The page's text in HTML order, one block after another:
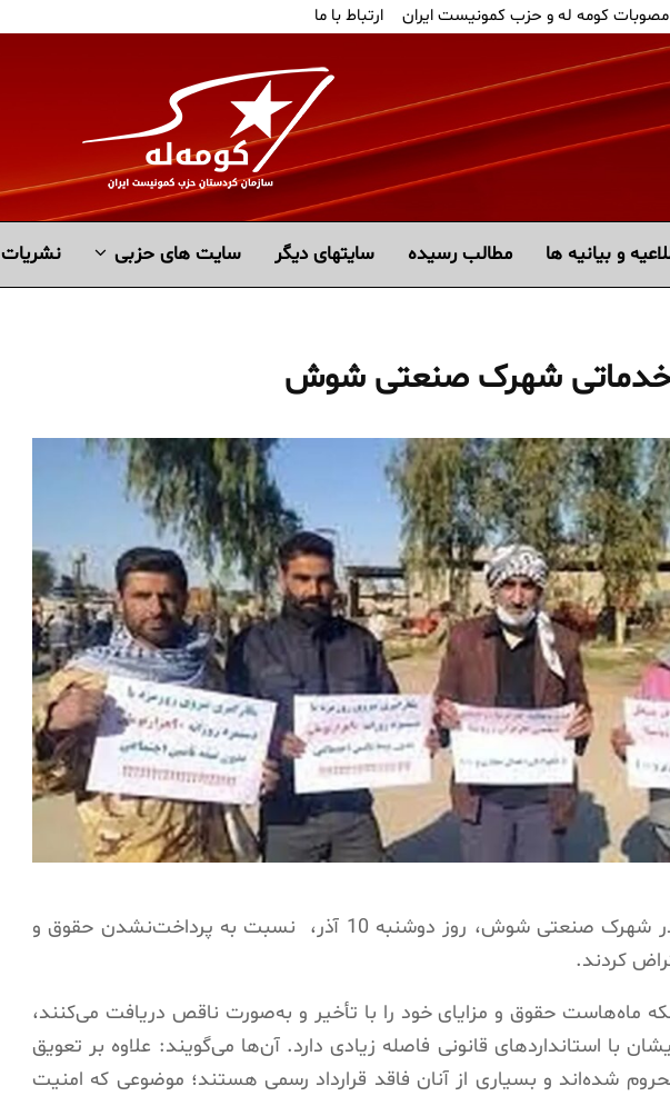
مصوبات کومه له و حزب کمونیست ایران ارتباط با ما
و بیانیه ها مطالب رسیده سايتهاى ديگر سایت های حزبی نشریات
خدماتی شهرک صنعتی شوش
صنعتی شوش، روز دوشنبه 10 آذر،
نسبت به پرداخت‌نشدن حقوق و
کردند.
ماه‌هاست حقوق و مزایای خود را با تأخیر و به‌صورت ناقص دریافت می‌کنند،
با استانداردهای قانونی فاصله زیادی دارد. آن‌ها می‌گویند: علاوه بر تعویق
شده‌اند و بسیاری از آنان فاقد قرارداد رسمی هستند؛ موضوعی که امنیت